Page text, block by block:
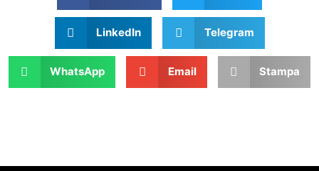
LinkedIn Telegram
WhatsApp Email Stampa